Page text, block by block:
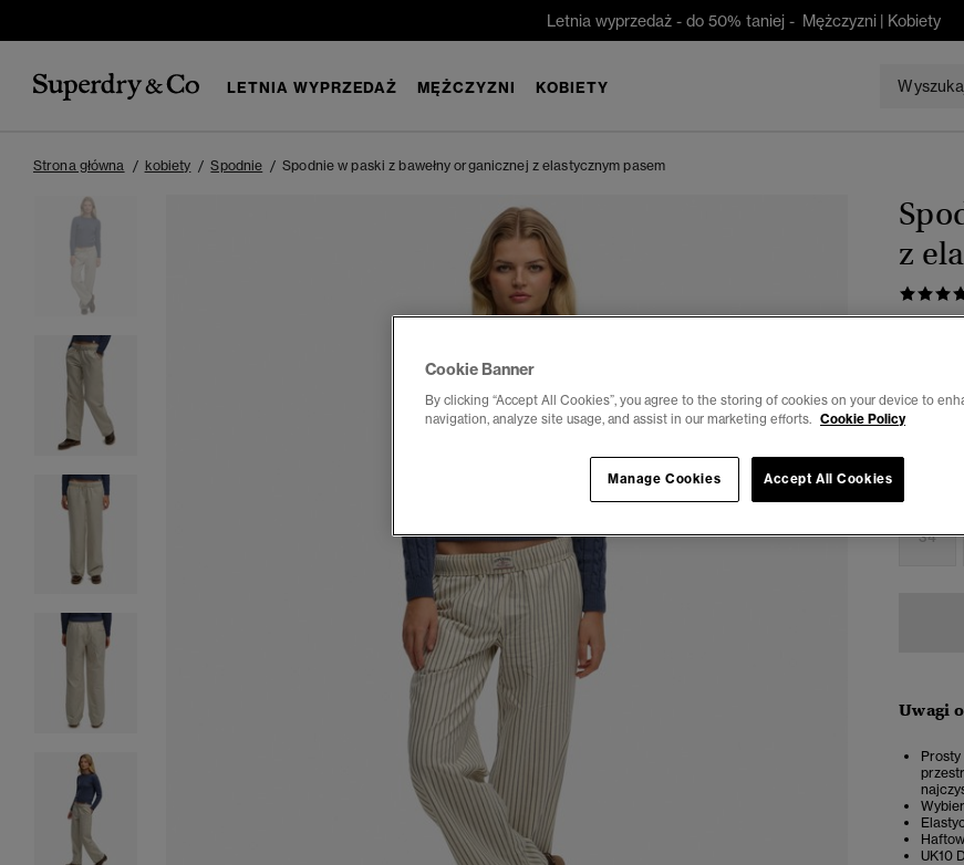
Letnia wyprzedaż - do 50% taniej - Mężczyzni | Kobiety
LETNIA WYPRZEDAŻ MĘŻCZYZNI KOBIETY
Strona główna kobiety Spodnie Spodnie w paski z bawełny organicznej z elastycznym pasem
z
34
Uwagi
UK10
Cookie Banner
By clicking “Accept All Cookies”, you agree to the storing of cookies on your device to
navigation, analyze site usage, and assist in our marketing efforts. Cookie Policy
Accept All Cookies
Manage Cookies